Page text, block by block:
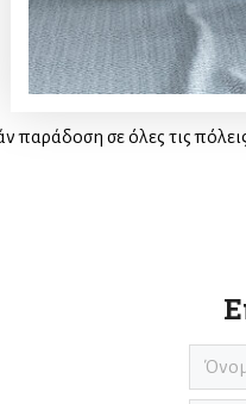
παράδοση σε όλες τις